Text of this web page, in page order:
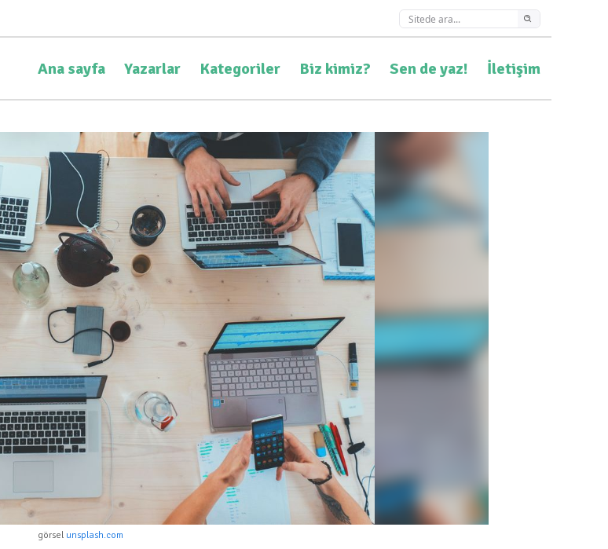
Ana sayfa Yazarlar Kategoriler Biz kimiz? Sen de yaz! İletişim
görsel unsplash.com